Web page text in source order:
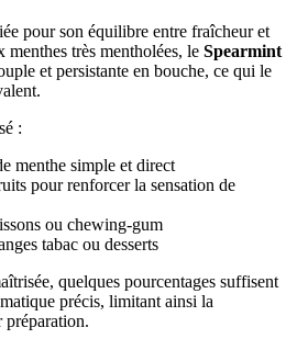
pour son équilibre entre fraîcheur et
très mentholées, le Spearmint
et persistante en bouche, ce qui le
:
menthe simple et direct
pour renforcer la sensation de
ou chewing-gum
tabac ou desserts
quelques pourcentages suffisent
précis, limitant ainsi la
préparation.